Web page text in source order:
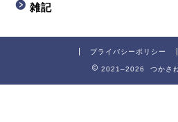
雑記
プライバシーポリシー
2021–2026 つかさ